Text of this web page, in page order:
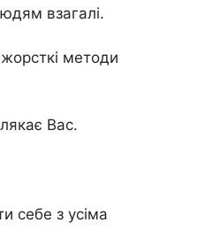
взагалі.
методи
Вас.
себе з усіма